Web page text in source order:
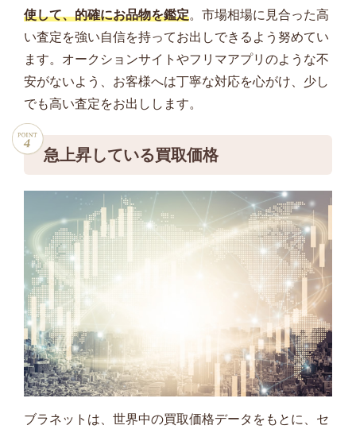
使して、的確にお品物を鑑定。市場相場に見合った高
い査定を強い自信を持ってお出しできるよう努めてい
ます。オークションサイトやフリマアプリのような不
安がないよう、お客様へは丁寧な対応を心がけ、少し
でも高い査定をお出しします。
急上昇している買取価格
ブラネットは、世界中の買取価格データをもとに、セ